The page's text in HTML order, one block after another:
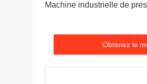
Machine industrielle de
Obtenez le